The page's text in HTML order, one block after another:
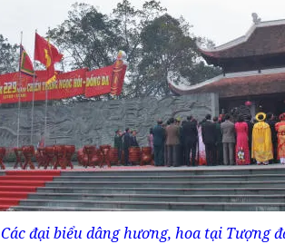
Các đại biểu dâng hương, hoa tại Tượng